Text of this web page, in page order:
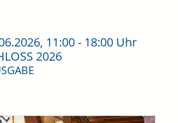
, 11:00 - 18:00 Uhr
2026